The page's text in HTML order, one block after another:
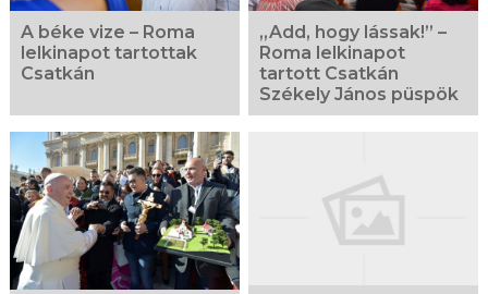
A béke vize – Roma
lelkinapot tartottak
Csatkán
„Add, hogy lássak!” –
Roma lelkinapot
tartott Csatkán
Székely János püspök